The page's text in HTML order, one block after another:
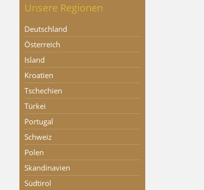
Unsere Regionen
Deutschland
Österreich
Island
Kroatien
Tschechien
Türkei
Portugal
Schweiz
Polen
Skandinavien
Südtirol